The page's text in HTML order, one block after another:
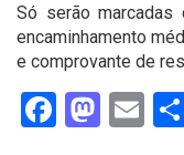
Só serão marcadas
encaminhamento
e comprovante de